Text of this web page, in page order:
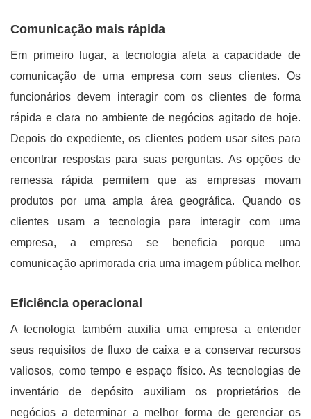
Comunicação mais rápida
Em primeiro lugar, a tecnologia afeta a capacidade de
comunicação de uma empresa com seus clientes. Os
funcionários devem interagir com os clientes de forma
rápida e clara no ambiente de negócios agitado de hoje.
Depois do expediente, os clientes podem usar sites para
encontrar respostas para suas perguntas. As opções de
remessa rápida permitem que as empresas movam
produtos por uma ampla área geográfica. Quando os
clientes usam a tecnologia para interagir com uma
empresa, a empresa se beneficia porque uma
comunicação aprimorada cria uma imagem pública melhor.
Eficiência operacional
A tecnologia também auxilia uma empresa a entender
seus requisitos de fluxo de caixa e a conservar recursos
valiosos, como tempo e espaço físico. As tecnologias de
inventário de depósito auxiliam os proprietários de
negócios a determinar a melhor forma de gerenciar os